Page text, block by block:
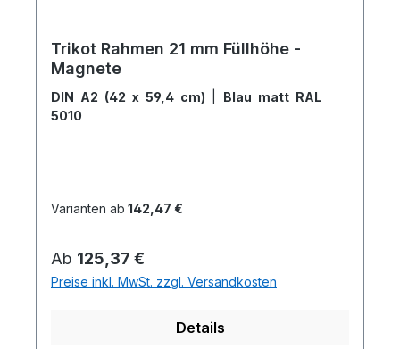
Trikot Rahmen 21 mm Füllhöhe -
Magnete
DIN A2 (42 x 59,4 cm)
Blau matt RAL
5010
Varianten ab 142,47 €
Regulärer Preis:
Ab 125,37 €
Preise inkl. MwSt. zzgl. Versandkosten
Details